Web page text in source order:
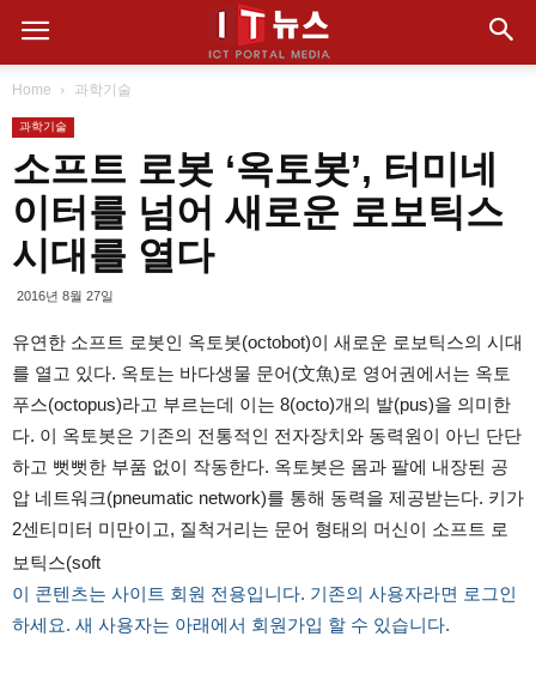
Home 과학기술
과학기술
소프트 로봇 ‘옥토봇’, 터미네
이터를 넘어 새로운 로보틱스
시대를 열다
2016년 8월 27일
유연한 소프트 로봇인 옥토봇(octobot)이 새로운 로보틱스의 시대
를 열고 있다. 옥토는 바다생물 문어(文魚)로 영어권에서는 옥토
푸스(octopus)라고 부르는데 이는 8(octo)개의 발(pus)을 의미한
다. 이 옥토봇은 기존의 전통적인 전자장치와 동력원이 아닌 단단
하고 뻣뻣한 부품 없이 작동한다. 옥토봇은 몸과 팔에 내장된 공
압 네트워크(pneumatic network)를 통해 동력을 제공받는다. 키가
2센티미터 미만이고, 질척거리는 문어 형태의 머신이 소프트 로
보틱스(soft
이 콘텐츠는 사이트 회원 전용입니다. 기존의 사용자라면 로그인
하세요. 새 사용자는 아래에서 회원가입 할 수 있습니다.